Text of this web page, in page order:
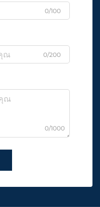
0/100
0/200
0/1000